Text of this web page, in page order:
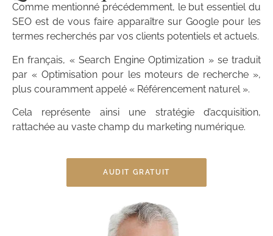
Comme mentionné précédemment, le but essentiel du
SEO est de vous faire apparaître sur Google pour les
termes recherchés par vos clients potentiels et actuels.
En français, « Search Engine Optimization » se traduit
par « Optimisation pour les moteurs de recherche »,
plus couramment appelé « Référencement naturel ».
Cela représente ainsi une stratégie d’acquisition,
rattachée au vaste champ du marketing numérique.
AUDIT GRATUIT